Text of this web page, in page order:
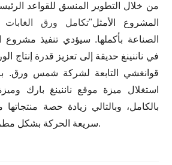
من خلال التطوير المنسق للقواعد
المشروع الأمثل"تكامل ورق الغابات
الصناعة بأكملها. سيؤدي تنفيذ مشروع
في ناننينغ حديقة إلى تعزيز قدرة إنتاج
قوانغشي التابعة لشركة شمس ورق.
استغلال ميزة موقع ناننينغ بارك
بالكامل، وبالتالي زيادة حصة منتجاتها
سريعة الحركة بشكل مطرد في السوق الجنوبية.